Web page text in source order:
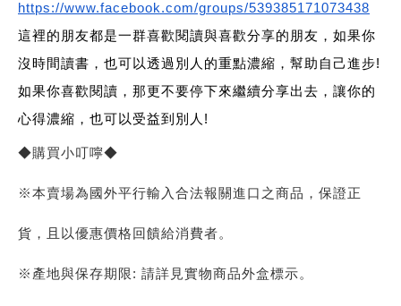
https://www.facebook.com/groups/539385171073438
這裡的朋友都是一群喜歡閱讀與喜歡分享的朋友，如果你
沒時間讀書，也可以透過別人的重點濃縮，幫助自己進步!
如果你喜歡閱讀，那更不要停下來繼續分享出去，讓你的
心得濃縮，也可以受益到別人!
◆購買小叮嚀◆
※本賣場為國外平行輸入合法報關進口之商品，保證正
貨，且以優惠價格回饋給消費者。
※產地與保存期限: 請詳見實物商品外盒標示。